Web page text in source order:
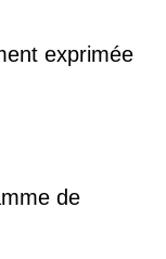
exprimée
de